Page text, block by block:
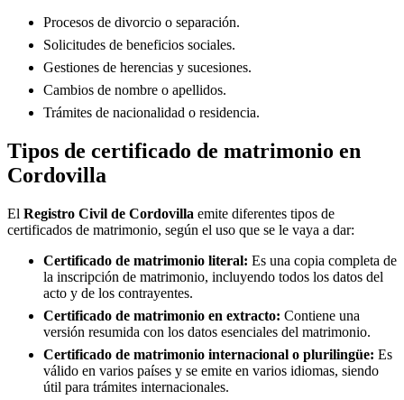
Procesos de divorcio o separación.
Solicitudes de beneficios sociales.
Gestiones de herencias y sucesiones.
Cambios de nombre o apellidos.
Trámites de nacionalidad o residencia.
Tipos de certificado de matrimonio en
Cordovilla
El Registro Civil de Cordovilla emite diferentes tipos de
certificados de matrimonio, según el uso que se le vaya a dar:
Certificado de matrimonio literal: Es una copia completa de
la inscripción de matrimonio, incluyendo todos los datos del
acto y de los contrayentes.
Certificado de matrimonio en extracto: Contiene una
versión resumida con los datos esenciales del matrimonio.
Certificado de matrimonio internacional o plurilingüe: Es
válido en varios países y se emite en varios idiomas, siendo
útil para trámites internacionales.